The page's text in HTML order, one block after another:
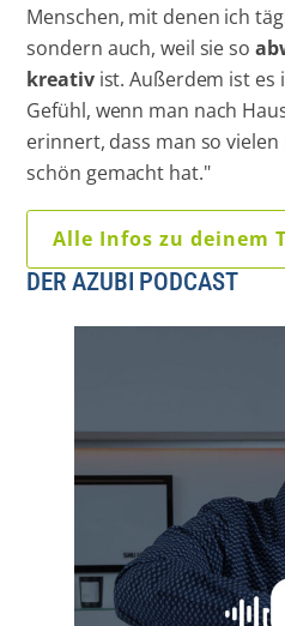
Menschen, mit denen ich
sondern auch, weil sie so
kreativist. Außerdem ist es
Gefühl, wenn man nach
erinnert, dass man so
schön gemacht hat."
Alle Infos zu deinem
DER AZUBI PODCAST